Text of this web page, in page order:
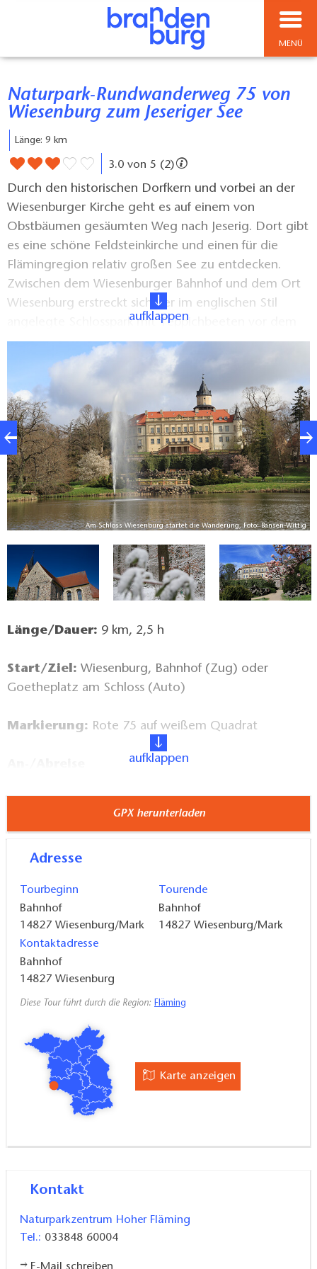
MENÜ
Naturpark-Rundwanderweg 75 von
Wiesenburg zum Jeseriger See
Länge: 9 km
3.0 von 5 (2)
Durch den historischen Dorfkern und vorbei an der
Wiesenburger Kirche geht es auf einem von
Obstbäumen gesäumten Weg nach Jeserig. Dort gibt
es eine schöne Feldsteinkirche und einen für die
Flämingregion relativ großen See zu entdecken.
Zwischen dem Wiesenburger Bahnhof und dem Ort
Wiesenburg erstreckt sich der im englischen Stil
angelegte Schlosspark mit Teppichbeeten vor dem
Schloss, die jedes Jahr nach historischem Vorbild
bepflanzt werden.
aufklappen
Am Schloss Wiesenburg startet die Wanderung, Foto: Bansen-Wittig
Länge/Dauer: 9 km, 2,5 h
Start/Ziel: Wiesenburg, Bahnhof (Zug) oder
Goetheplatz am Schloss (Auto)
Markierung: Rote 75 auf weißem Quadrat
Sehenswertes:
Schloss und Park Wiesenburg
historischer Dorfkern mit Kirche Wiesenburg
Feldsteinkirche Jeserig
Karten / Literatur:
Naturpark Hoher Fläming, 1:50.000, ISBN 978-3-
aufklappen
GPX herunterladen
Adresse
Tourbeginn
Bahnhof
14827 Wiesenburg/Mark
Tourende
Bahnhof
14827 Wiesenburg/Mark
Kontaktadresse
Bahnhof
14827 Wiesenburg
Diese Tour führt durch die Region: Fläming
Karte anzeigen
Kontakt
Naturparkzentrum Hoher Fläming
Tel.: 033848 60004
E-Mail schreiben